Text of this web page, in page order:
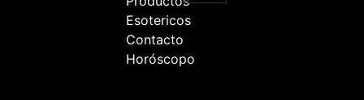
Esotericos
Contacto
Horóscopo